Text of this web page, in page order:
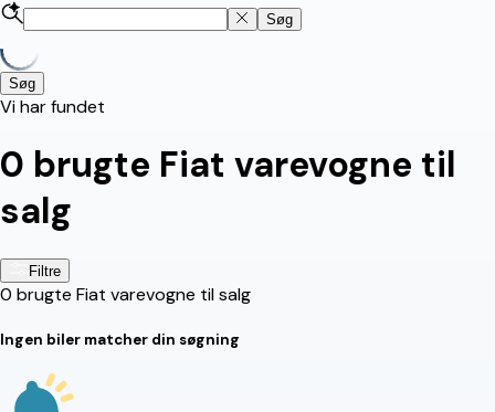
Søg
Søg
Vi har fundet
0 brugte Fiat varevogne til
salg
Filtre
0 brugte Fiat varevogne til salg
Ingen biler matcher din søgning